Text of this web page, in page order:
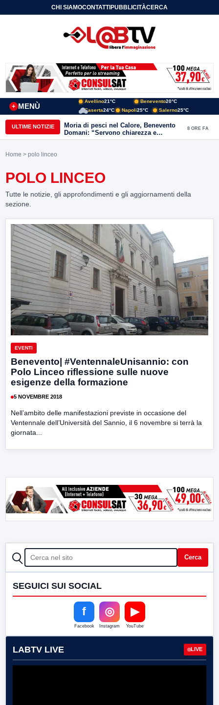
CHI SIAMOCONTATTIPUBBLICITÀCERCA
MENÙ
+
Avellino21°C Benevento20°C
Caserta24°C Napoli25°C Salerno25°C
ULTIME NOTIZIE
Moria di pesci nel Calore, Benevento
Domani: “Servono chiarezza e
approfondimenti sulla gestione
8 ORE FA
Home > polo linceo
POLO LINCEO
Tutte le notizie, gli approfondimenti e gli aggiornamenti della
sezione.
EVENTI
Benevento| #VentennaleUnisannio: con
Polo Linceo riflessione sulle nuove
esigenze della formazione
5 NOVEMBRE 2018
Nell’ambito delle manifestazioni previste in occasione del
Ventennale dell’Università del Sannio, il 6 novembre si terrà la
giornata...
CERCA Cerca
SEGUICI SUI SOCIAL
f
Facebook
◎
Instagram
▶
YouTube
LABTV LIVE LIVE